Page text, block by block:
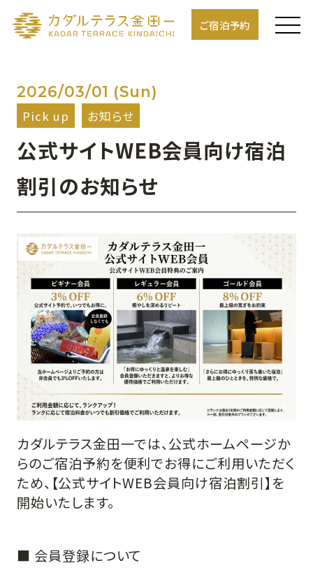
ご宿泊予約
2026/03/01 (Sun)
Pick up お知らせ
公式サイトWEB会員向け宿泊
割引のお知らせ
カダルテラス金田一では、公式ホームページか
らのご宿泊予約を便利でお得にご利用いただく
ため、【公式サイトWEB会員向け宿泊割引】を
開始いたします。
■ 会員登録について